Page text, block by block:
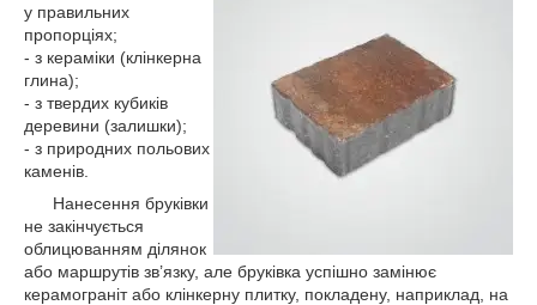
у правильних
пропорціях;
- з кераміки (клінкерна
глина);
- з твердих кубиків
деревини (залишки);
- з природних польових
каменів.
Нанесення бруківки
не закінчується
облицюванням ділянок
або маршрутів зв’язку, але бруківка успішно замінює
керамограніт або клінкерну плитку, покладену, наприклад, на